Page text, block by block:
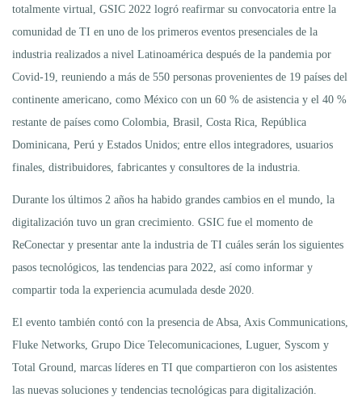
totalmente virtual, GSIC 2022 logró reafirmar su convocatoria entre la
comunidad de TI en uno de los primeros eventos presenciales de la
industria realizados a nivel Latinoamérica después de la pandemia por
Covid-19, reuniendo a más de 550 personas provenientes de 19 países del
continente americano, como México con un 60 % de asistencia y el 40 %
restante de países como Colombia, Brasil, Costa Rica, República
Dominicana, Perú y Estados Unidos; entre ellos integradores, usuarios
finales, distribuidores, fabricantes y consultores de la industria.
Durante los últimos 2 años ha habido grandes cambios en el mundo, la
digitalización tuvo un gran crecimiento. GSIC fue el momento de
ReConectar y presentar ante la industria de TI cuáles serán los siguientes
pasos tecnológicos, las tendencias para 2022, así como informar y
compartir toda la experiencia acumulada desde 2020.
El evento también contó con la presencia de Absa, Axis Communications,
Fluke Networks, Grupo Dice Telecomunicaciones, Luguer, Syscom y
Total Ground, marcas líderes en TI que compartieron con los asistentes
las nuevas soluciones y tendencias tecnológicas para digitalización.